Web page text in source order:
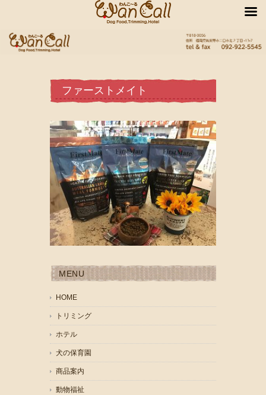
ファーストメイト
MENU
HOME
トリミング
ホテル
犬の保育園
商品案内
動物福祉